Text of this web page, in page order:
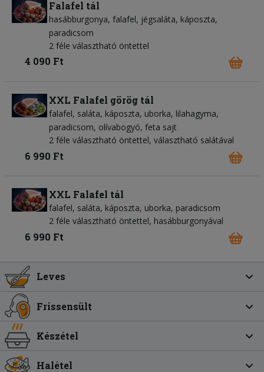
Falafel tál
hasábburgonya falafel jégsaláta káposzta
paradicsom
2 féle választható öntettel
4 090 Ft
XXL Falafel görög tál
falafel saláta káposzta uborka lilahagyma
paradicsom olívabogyó feta sajt
2 féle választható öntettel, választható salátával
6 990 Ft
XXL Falafel tál
falafel saláta káposzta uborka paradicsom
2 féle választható öntettel, hasábburgonyával
6 990 Ft
Leves
Frissensült
Készétel
Halétel